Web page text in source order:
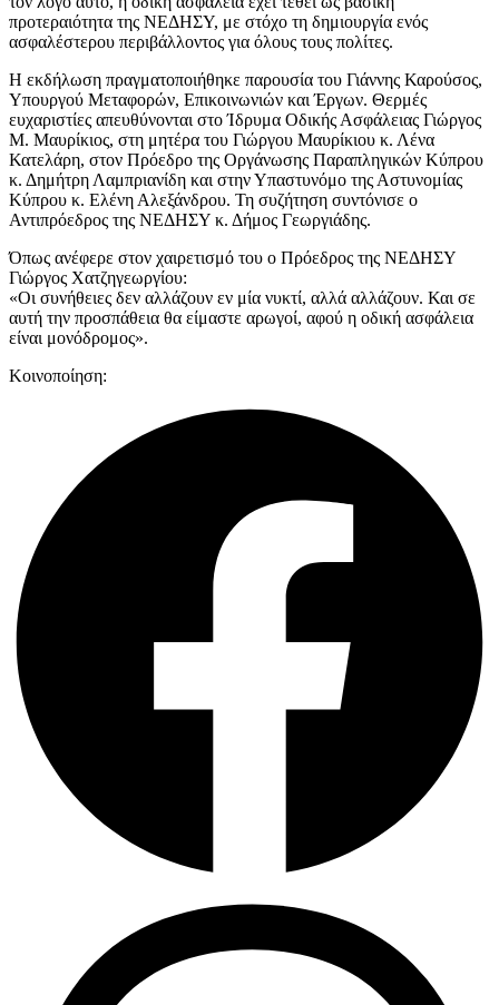
προτεραιότητα της ΝΕΔΗΣΥ, με στόχο τη δημιουργία ενός
ασφαλέστερου περιβάλλοντος για όλους τους πολίτες.
Η εκδήλωση πραγματοποιήθηκε παρουσία του Γιάννης Καρούσος,
Υπουργού Μεταφορών, Επικοινωνιών και Έργων. Θερμές
ευχαριστίες απευθύνονται στοΊδρυμα Οδικής Ασφάλειας Γιώργος
Μ. Μαυρίκιος, στη μητέρα του Γιώργου Μαυρίκιου κ. Λένα
Κατελάρη, στον Πρόεδρο της Οργάνωσης Παραπληγικών Κύπρου
κ. Δημήτρη Λαμπριανίδη και στην Υπαστυνόμο της Αστυνομίας
Κύπρου κ. Ελένη Αλεξάνδρου. Τη συζήτηση συντόνισε ο
Αντιπρόεδρος της ΝΕΔΗΣΥ κ. Δήμος Γεωργιάδης.
Όπως ανέφερε στον χαιρετισμό του ο Πρόεδρος της ΝΕΔΗΣΥ
Γιώργος Χατζηγεωργίου:
«Οι συνήθειες δεν αλλάζουν εν μία νυκτί, αλλά αλλάζουν. Και σε
αυτή την προσπάθεια θα είμαστε αρωγοί, αφού η οδική ασφάλεια
είναι μονόδρομος».
Κοινοποίηση: